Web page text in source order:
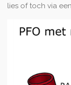
lies of toch via